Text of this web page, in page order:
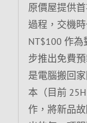
原價屋提供
過程，交機
NT$100 作
步推出免費
是電腦搬回
本（目前
作，將新品